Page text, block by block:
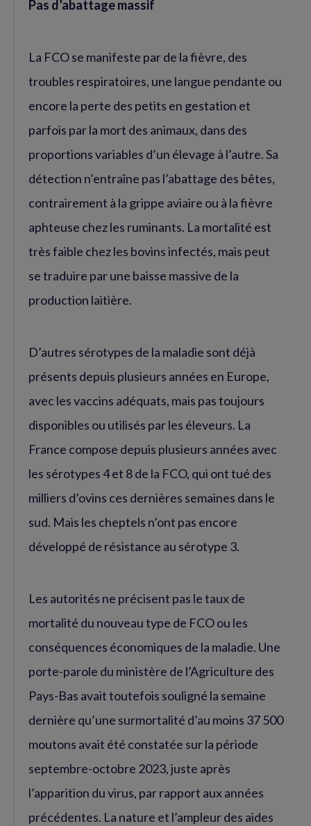
Pas d’abattage massif
La FCO se manifeste par de la fièvre, des
troubles respiratoires, une langue pendante ou
encore la perte des petits en gestation et
parfois par la mort des animaux, dans des
proportions variables d’un élevage à l’autre. Sa
détection n’entraîne pas l’abattage des bêtes,
contrairement à la grippe aviaire ou à la fièvre
aphteuse chez les ruminants. La mortalité est
très faible chez les bovins infectés, mais peut
se traduire par une baisse massive de la
production laitière.
D’autres sérotypes de la maladie sont déjà
présents depuis plusieurs années en Europe,
avec les vaccins adéquats, mais pas toujours
disponibles ou utilisés par les éleveurs. La
France compose depuis plusieurs années avec
les sérotypes 4 et 8 de la FCO, qui ont tué des
milliers d’ovins ces dernières semaines dans le
sud. Mais les cheptels n’ont pas encore
développé de résistance au sérotype 3.
Les autorités ne précisent pas le taux de
mortalité du nouveau type de FCO ou les
conséquences économiques de la maladie. Une
porte-parole du ministère de l’Agriculture des
Pays-Bas avait toutefois souligné la semaine
dernière qu’une surmortalité d’au moins 37 500
moutons avait été constatée sur la période
septembre-octobre 2023, juste après
l’apparition du virus, par rapport aux années
précédentes. La nature et l’ampleur des aides